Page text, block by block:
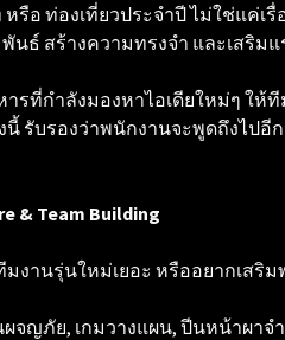
หรือ ท่องเที่ยวประจำปี ไม่ใช่แค่
ธ์ สร้างความทรงจำ และเสริมแ
รที่กำลังมองหาไอเดียใหม่ๆ ใ
งนี้ รับรองว่าพนักงานจะพูดถึงไ
& Team Building
งานรุ่นใหม่เยอะ หรืออยากเสริ
ผจญภัย, เกมวางแผน, ปีนหน้าผา